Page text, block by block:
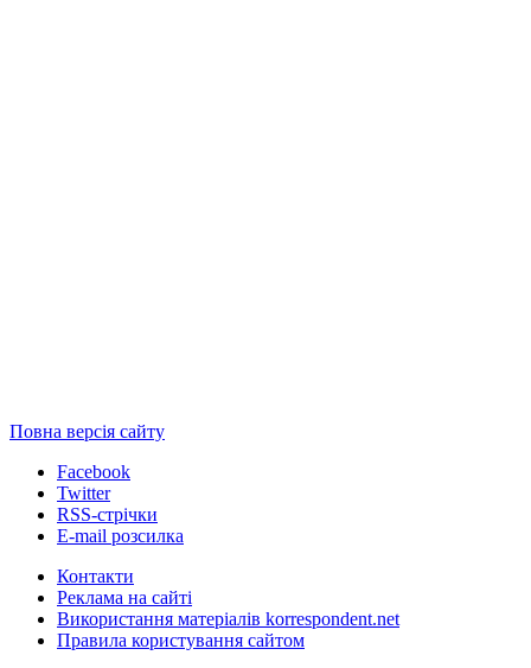
Повна версія сайту
Facebook
Twitter
RSS-стрічки
E-mail розсилка
Контакти
Реклама на сайті
Використання матеріалів korrespondent.net
Правила користування сайтом